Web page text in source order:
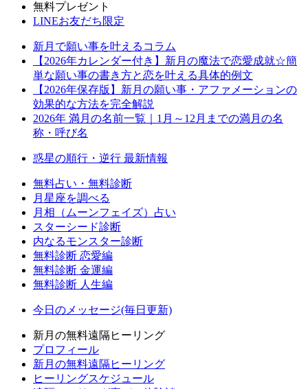
無料プレゼント
LINEお友だち限定
新月で願い事を叶えるコラム
【2026年カレンダー付き】新月の魔法で恋愛成就☆簡
単な願い事の書き方と恋を叶える具体的例文
【2026年保存版】新月の願い事・アファメーションの
効果的な方法を完全解説
2026年 満月の名前一覧｜1月～12月までの満月の名
称・呼び名
惑星の順行・逆行 最新情報
無料占い・無料診断
月星座を調べる
月相（ムーンフェイズ）占い
スターシード診断
内なるモンスター診断
無料診断 恋愛編
無料診断 金運編
無料診断 人生編
今日のメッセージ(毎日更新)
新月の無料遠隔ヒーリング
プロフィール
新月の無料遠隔ヒーリング
ヒーリングスケジュール